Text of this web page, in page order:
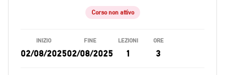
Corso non attivo
INIZIO
02/08/2025
FINE
02/08/2025
LEZIONI
1
ORE
3